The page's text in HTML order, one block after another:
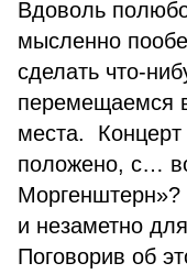
Вдоволь
мысленно
сделать что-
перемещаемся
места. Концерт
положено, с…
и незаметно
Поговорив об